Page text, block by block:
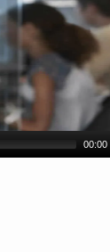
00:00